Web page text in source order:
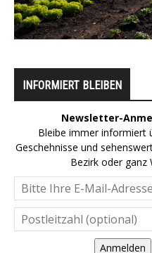
INFORMIERT BLEIBEN
Newsletter-
Bleibe immer informiert
Geschehnisse und
Bezirk oder ganz
Anmelden